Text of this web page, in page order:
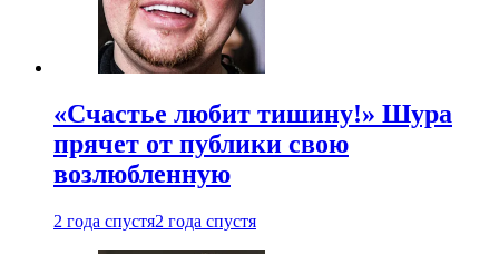
«Счастье любит тишину!» Шура
прячет от публики свою
возлюбленную
2 года спустя2 года спустя